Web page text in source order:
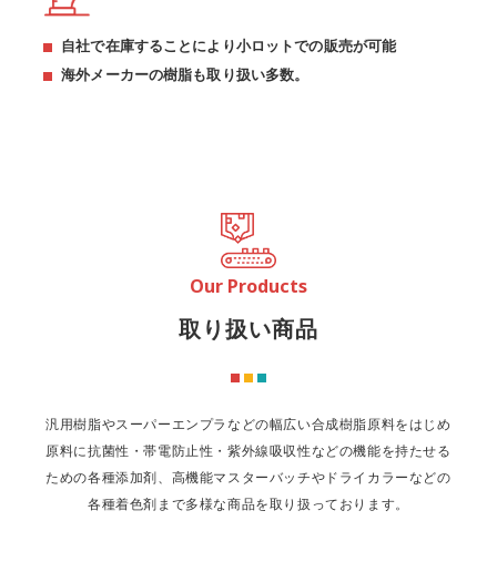
自社で在庫することにより小ロットでの販売が可能
海外メーカーの樹脂も取り扱い多数。
Our Products
取り扱い商品
汎用樹脂やスーパーエンプラなどの幅広い合成樹脂原料をはじめ
原料に抗菌性・帯電防止性・紫外線吸収性などの機能を持たせる
ための各種添加剤、 高機能マスターバッチやドライカラーなどの
各種着色剤まで多様な商品を取り扱っております。